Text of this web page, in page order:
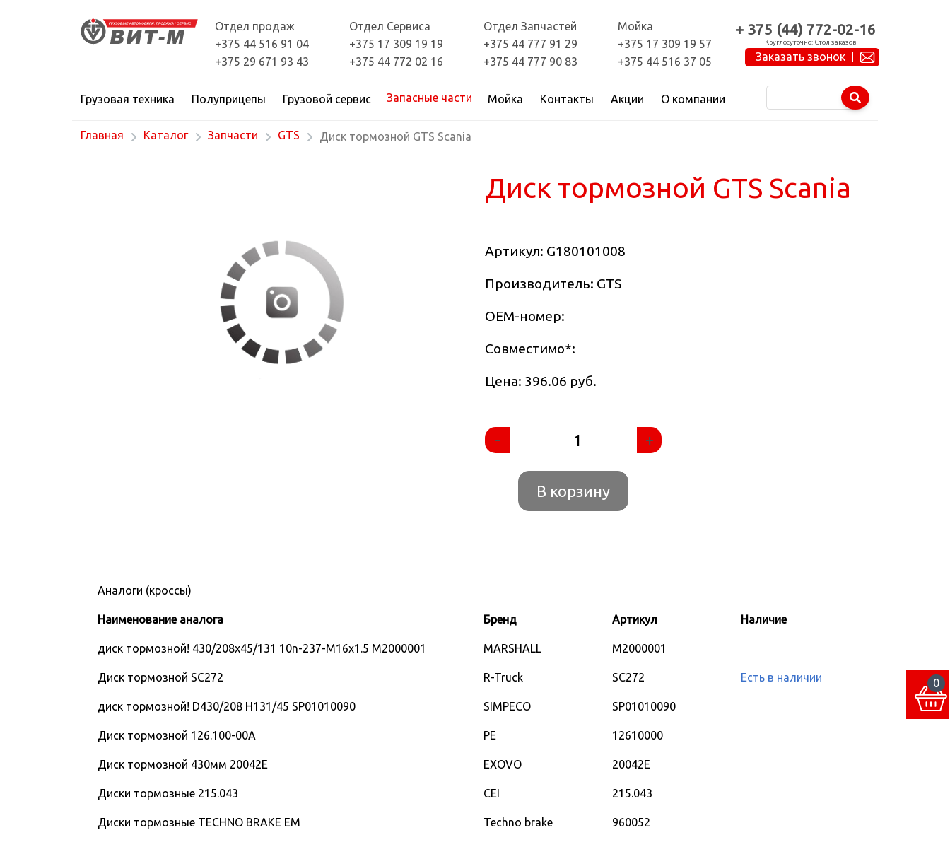
Отдел продаж
+375 44 516 91 04
+375 29 671 93 43
Отдел Сервиса
+375 17 309 19 19
+375 44 772 02 16
Отдел Запчастей
+375 44 777 91 29
+375 44 777 90 83
Мойка
+375 17 309 19 57
+375 44 516 37 05
+ 375 (44) 772-02-16
Круглосуточно: Стол заказов
Заказать звонок
Грузовая техника Полуприцепы Грузовой сервис Запасные части Мойка Контакты Акции О компании
Главная Каталог Запчасти GTS Диск тормозной GTS Scania
Диск тормозной GTS Scania
Артикул: G180101008
Производитель: GTS
OEM-номер:
Совместимо*:
Цена: 396.06 руб.
- +
В корзину
Аналоги (кроссы)
Наименование аналога Бренд Артикул Наличие
диск тормозной! 430/208x45/131 10n-237-M16x1.5 M2000001 MARSHALL M2000001
Диск тормозной SC272 R-Truck SC272 Есть в наличии
диск тормозной! D430/208 H131/45 SP01010090 SIMPECO SP01010090
Диск тормозной 126.100-00A PE 12610000
Диск тормозной 430мм 20042Е EXOVO 20042E
Диски тормозные 215.043 CEI 215.043
Диски тормозные TECHNO BRAKE EM Techno brake 960052
0